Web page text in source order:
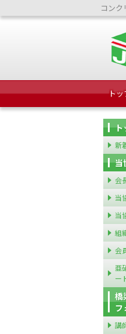
コン
トッ
ト
新
当
会
当
当
組
会
亜
ー
橋
フ
講